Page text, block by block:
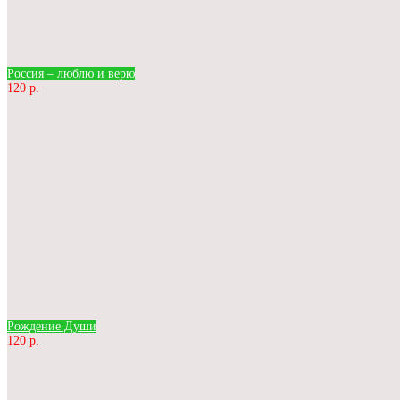
Россия – люблю и верю
120 р.
Рождение Души
120 р.